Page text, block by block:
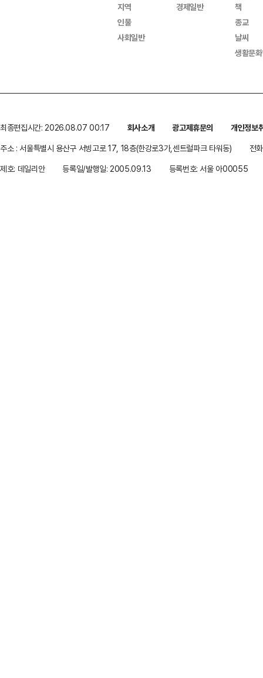
지역
인물
사회일반
경제일반
책
종교
날씨
생활문
최종편집시간: 2026.08.07 00:17 회사소개 광고제휴문의
개인정보
주소 : 서울특별시 용산구 서빙고로 17, 18층(한강로3가,센트럴파크 타워동)
전
제호: 데일리안
등록일/발행일: 2005.09.13 등록번호: 서울 아00055